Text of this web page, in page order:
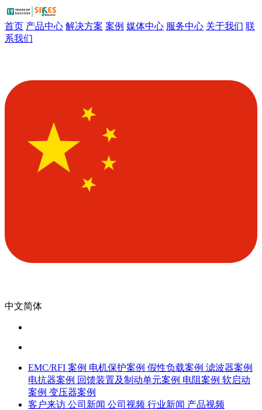
首页 产品中心 解决方案 案例 媒体中心 服务中心 关于我们 联
系我们
中文简体
EMC/RFI 案例 电机保护案例 假性负载案例 滤波器案例
电抗器案例 回馈装置及制动单元案例 电阻案例 软启动
案例 变压器案例
客户来访 公司新闻 公司视频 行业新闻 产品视频